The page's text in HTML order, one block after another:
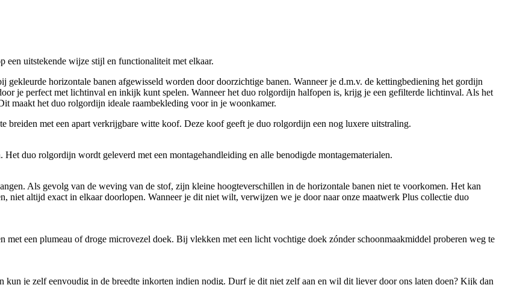
uitstekende wijze stijl en functionaliteit met elkaar.
horizontale banen afgewisseld worden door doorzichtige banen. Wanneer je d.m.v. de kettingbediening het gordijn
je perfect met lichtinval en inkijk kunt spelen. Wanneer het duo rolgordijn halfopen is, krijg je een gefilterde lichtinval. Als het
maakt het duo rolgordijn ideale raambekleding voor in je woonkamer.
met een apart verkrijgbare witte koof. Deze koof geeft je duo rolgordijn een nog luxere uitstraling.
duo rolgordijn wordt geleverd met een montagehandleiding en alle benodigde montagematerialen.
Als gevolg van de weving van de stof, zijn kleine hoogteverschillen in de horizontale banen niet te voorkomen. Het kan
niet altijd exact in elkaar doorlopen. Wanneer je dit niet wilt, verwijzen we je door naar onze maatwerk Plus collectie duo
een plumeau of droge microvezel doek. Bij vlekken met een licht vochtige doek zónder schoonmaakmiddel proberen weg te
kun je zelf eenvoudig in de breedte inkorten indien nodig. Durf je dit niet zelf aan en wil dit liever door ons laten doen? Kijk dan